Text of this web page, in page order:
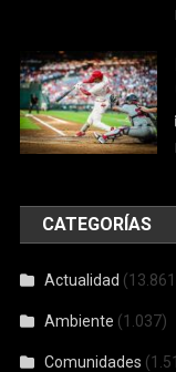
CATEGORÍAS
Actualidad
Ambiente (1.037)
Comunidades